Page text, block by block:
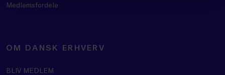
Medlemsfordele
OM DANSK ERHVERV
BLIV MEDLEM